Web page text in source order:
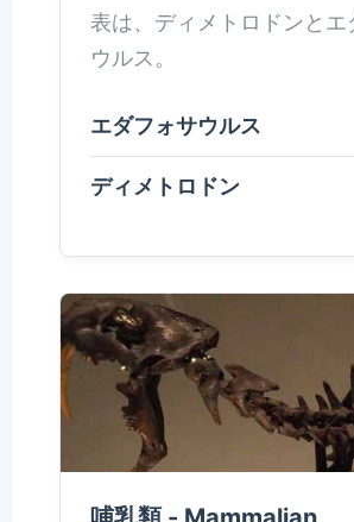
表は、ディメトロドンとエ
ウルス。
エダフォサウルス
ディメトロドン